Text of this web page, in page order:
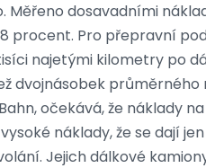
Měřeno dosavadními
procent. Pro přepravní
najetými kilometry po
dvojnásobek
očekává, že náklady
náklady, že se dají
Jejich dálkové